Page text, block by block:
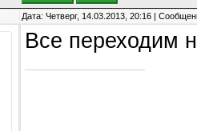
Дата: Четверг, 14.03.2013, 20:16 |
Все переходим